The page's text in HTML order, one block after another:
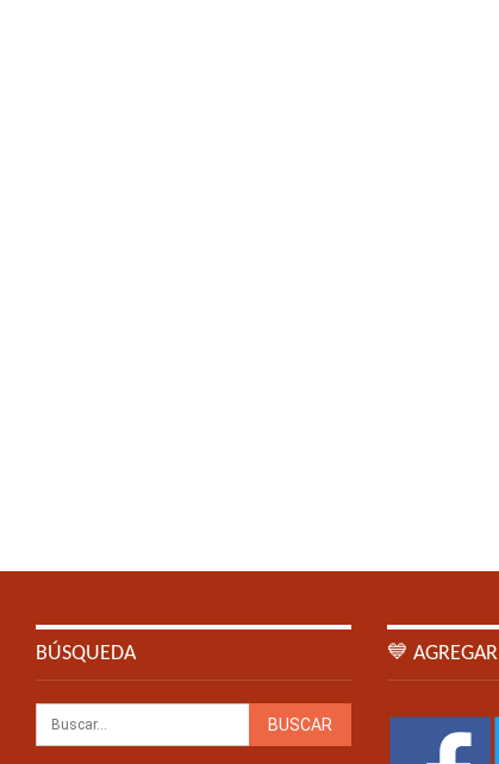
BÚSQUEDA 💙 AGREGAR